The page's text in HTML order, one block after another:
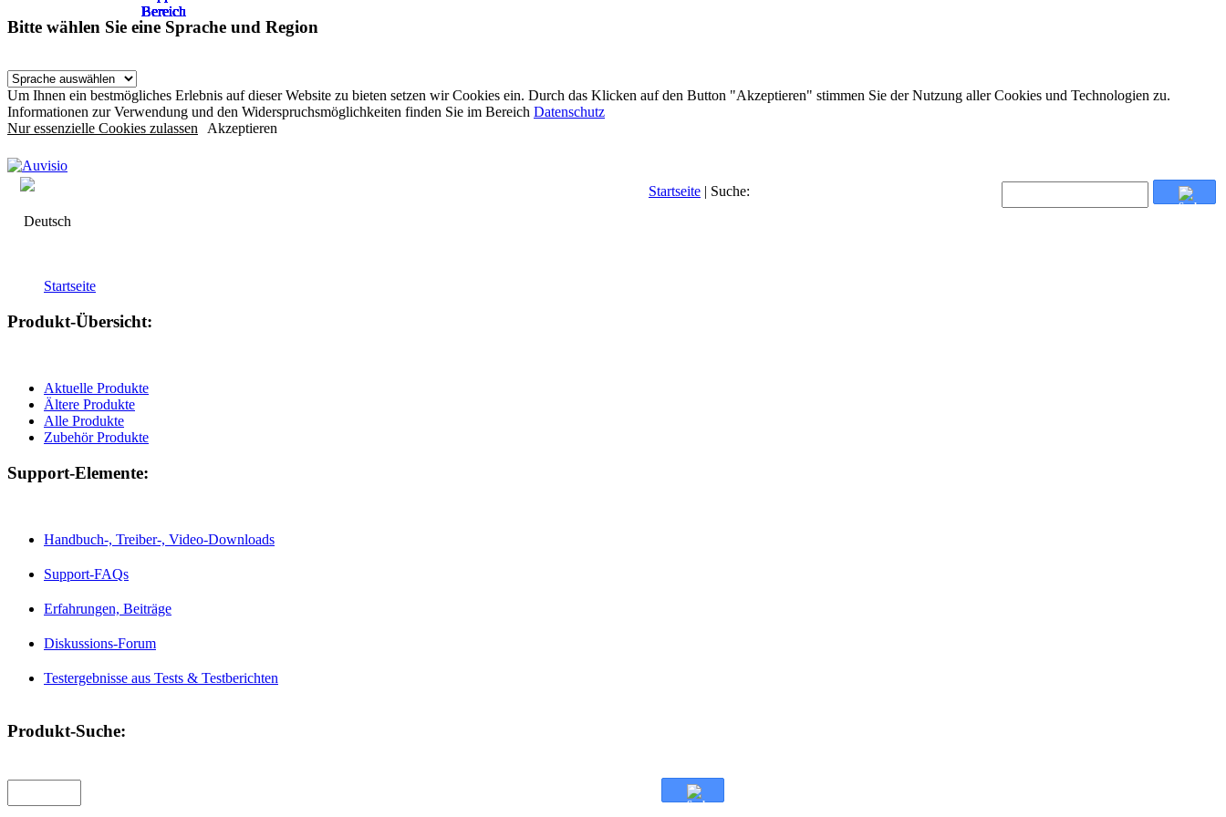
Bitte wählen Sie eine Sprache und Region
Um Ihnen ein bestmögliches Erlebnis auf dieser Website zu bieten setzen wir Cookies ein. Durch das Klicken auf den Button "Akzeptieren" stimmen Sie der Nutzung aller Cookies und Technologien zu.
Informationen zur Verwendung und den Widerspruchsmöglichkeiten finden Sie im Bereich Datenschutz
Nur essenzielle Cookies zulassen Akzeptieren
Deutsch
Startseite | Suche:
Startseite
Produkt-Übersicht:
Aktuelle Produkte
Ältere Produkte
Alle Produkte
Zubehör Produkte
Support-Elemente:
Handbuch-, Treiber-, Video-Downloads
Support-FAQs
Erfahrungen, Beiträge
Diskussions-Forum
Testergebnisse aus Tests & Testberichten
Produkt-Suche:
Bereich
Bereich
Bereich
Bereich
Bereich
Bereich
Bereich
Bereich
Bereich
Bereich
Bereich
Bereich